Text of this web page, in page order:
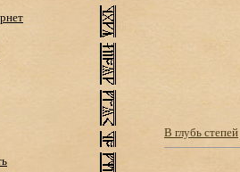
В глубь степей